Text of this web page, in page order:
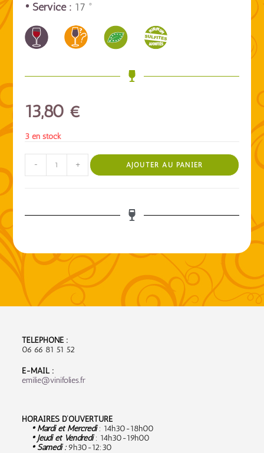
• Service : 17 °
13,80 €
3 en stock
- + AJOUTER AU PANIER
TÉLÉPHONE :
06 66 81 51 52
E-MAIL :
emilie@vinifolies.fr
HORAIRES D’OUVERTURE
• Mardi et Mercredi: 14h30-18h00
• Jeudi et Vendredi: 14h30-19h00
• Samedi :9h30-12:30